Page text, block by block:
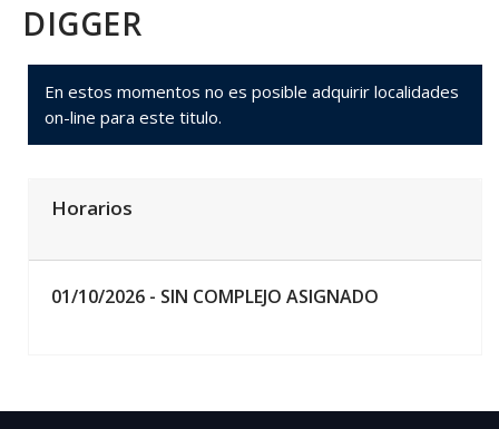
DIGGER
En estos momentos no es posible adquirir localidades
on-line para este titulo.
Horarios
01/10/2026 - SIN COMPLEJO ASIGNADO